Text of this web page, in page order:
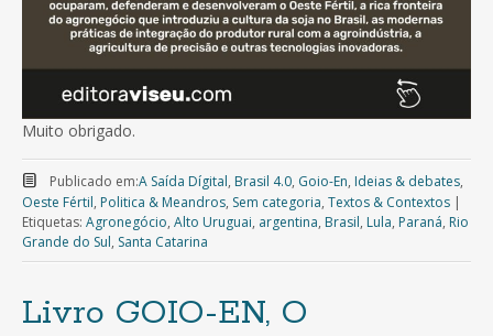
Muito obrigado.
Publicado em:A Saída Dígital, Brasil 4.0, Goio-En, Ideias & debates,
Oeste Fértil, Politica & Meandros, Sem categoria, Textos & Contextos |
Etiquetas: Agronegócio, Alto Uruguai, argentina, Brasil, Lula, Paraná, Rio
Grande do Sul, Santa Catarina
Livro GOIO-EN, O